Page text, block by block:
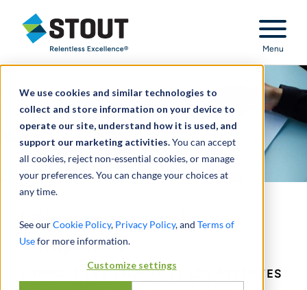
We use cookies and similar technologies to
collect and store information on your device to
operate our site, understand how it is used, and
support our marketing activities.You can accept
all cookies, reject non-essential cookies, or manage
your preferences. You can change your choices at
any time.
See ourCookie Policy, Privacy Policy, and Terms of
Usefor more information.
Customize settings
Stout Relentless Excellence
Menu
Litiges commerciaux
complexes
LORSQUE LES ENJEUX ET LES ATTENTES